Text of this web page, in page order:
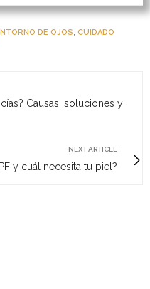
DE OJOS, CUIDADO
Causas, soluciones y
NEXT ARTICLE
y cuál necesita tu piel?